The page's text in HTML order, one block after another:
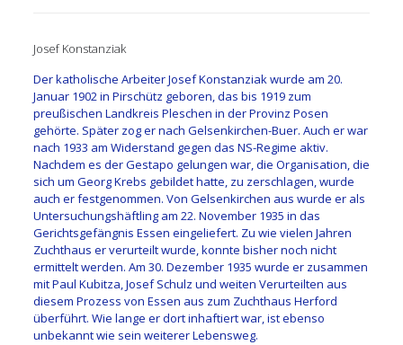
Josef Konstanziak
Der katholische Arbeiter Josef Konstanziak wurde am 20.
Januar 1902 in Pirschütz geboren, das bis 1919 zum
preußischen Landkreis Pleschen in der Provinz Posen
gehörte. Später zog er nach Gelsenkirchen-Buer. Auch er war
nach 1933 am Widerstand gegen das NS-Regime aktiv.
Nachdem es der Gestapo gelungen war, die Organisation, die
sich um Georg Krebs gebildet hatte, zu zerschlagen, wurde
auch er festgenommen. Von Gelsenkirchen aus wurde er als
Untersuchungshäftling am 22. November 1935 in das
Gerichtsgefängnis Essen eingeliefert. Zu wie vielen Jahren
Zuchthaus er verurteilt wurde, konnte bisher noch nicht
ermittelt werden. Am 30. Dezember 1935 wurde er zusammen
mit Paul Kubitza, Josef Schulz und weiten Verurteilten aus
diesem Prozess von Essen aus zum Zuchthaus Herford
überführt. Wie lange er dort inhaftiert war, ist ebenso
unbekannt wie sein weiterer Lebensweg.